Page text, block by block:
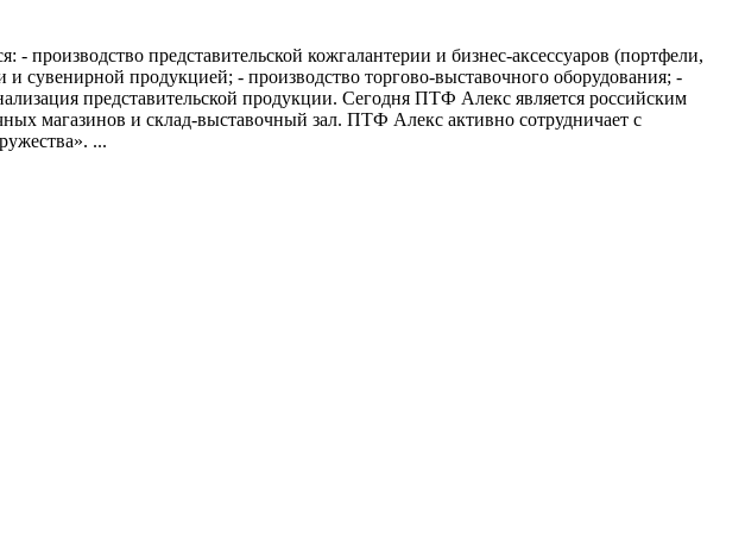
представительской кожгалантерии и бизнес-аксессуаров (портфели,
продукцией; - производство торгово-выставочного оборудования; -
представительской продукции. Сегодня ПТФ Алекс является российским
магазинов и склад-выставочный зал. ПТФ Алекс активно сотрудничает с
...